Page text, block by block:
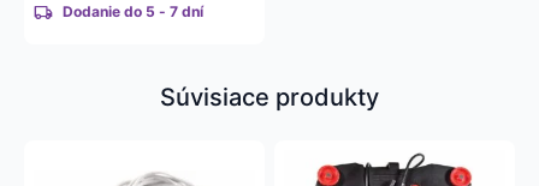
Dodanie do 5 - 7 dní
Súvisiace produkty